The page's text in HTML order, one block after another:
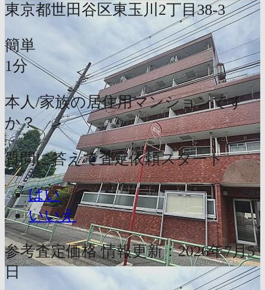
東京都世田谷区東玉川2丁目38-3
簡単
1分
本人/家族の居住用マンションです
か？
質問に答えて査定依頼スタート
はい
いいえ
参考査定価格 情報更新：2026年7月5
日